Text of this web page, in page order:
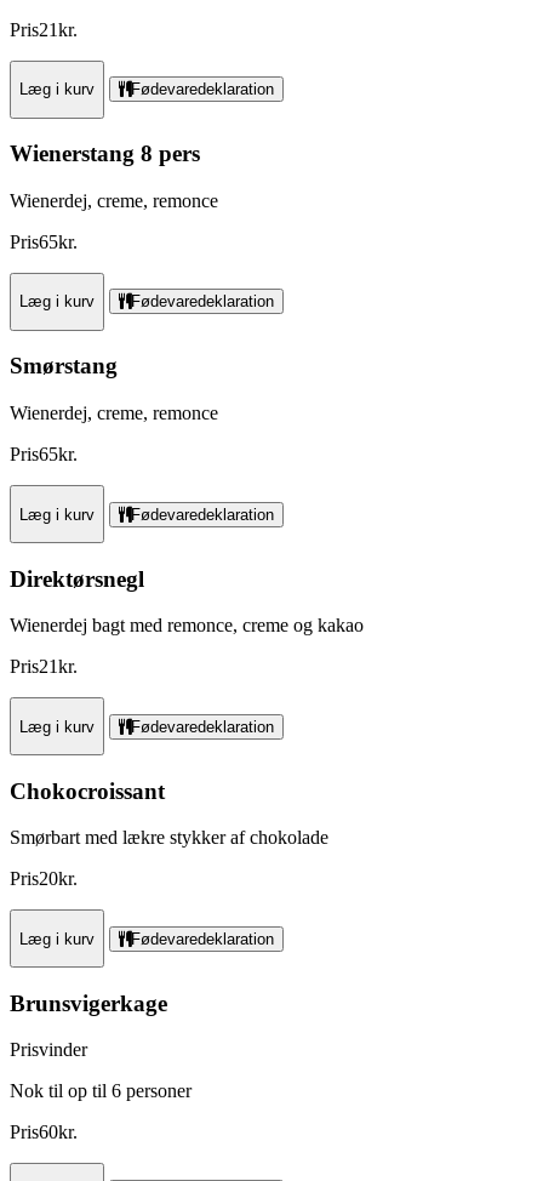
Pris21kr.
Læg i kurv Fødevaredeklaration
Wienerstang 8 pers
Wienerdej, creme, remonce
Pris65kr.
Læg i kurv Fødevaredeklaration
Smørstang
Wienerdej, creme, remonce
Pris65kr.
Læg i kurv Fødevaredeklaration
Direktørsnegl
Wienerdej bagt med remonce, creme og kakao
Pris21kr.
Læg i kurv Fødevaredeklaration
Chokocroissant
Smørbart med lækre stykker af chokolade
Pris20kr.
Læg i kurv Fødevaredeklaration
Brunsvigerkage
Prisvinder
Nok til op til 6 personer
Pris60kr.